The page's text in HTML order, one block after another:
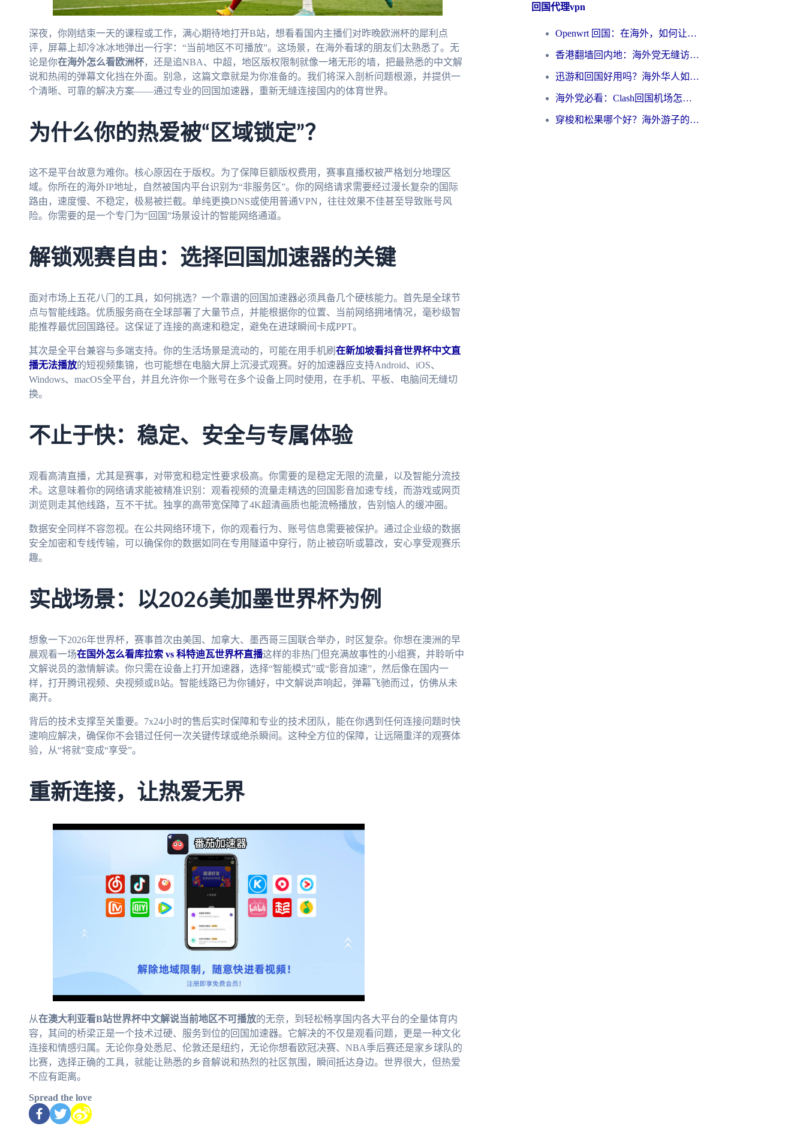
深夜，你刚结束一天的课程或工作，满心期待地打开B站，想看看国内主播们对昨晚欧洲杯的犀利点
评，屏幕上却冷冰冰地弹出一行字：“当前地区不可播放”。这场景，在海外看球的朋友们太熟悉了。无
论是你在海外怎么看欧洲杯，还是追NBA、中超，地区版权限制就像一堵无形的墙，把最熟悉的中文解
说和热闹的弹幕文化挡在外面。别急，这篇文章就是为你准备的。我们将深入剖析问题根源，并提供一
个清晰、可靠的解决方案——通过专业的回国加速器，重新无缝连接国内的体育世界。
为什么你的热爱被“区域锁定”？
这不是平台故意为难你。核心原因在于版权。为了保障巨额版权费用，赛事直播权被严格划分地理区
域。你所在的海外IP地址，自然被国内平台识别为“非服务区”。你的网络请求需要经过漫长复杂的国际
路由，速度慢、不稳定，极易被拦截。单纯更换DNS或使用普通VPN，往往效果不佳甚至导致账号风
险。你需要的是一个专门为“回国”场景设计的智能网络通道。
解锁观赛自由：选择回国加速器的关键
面对市场上五花八门的工具，如何挑选？一个靠谱的回国加速器必须具备几个硬核能力。首先是全球节
点与智能线路。优质服务商在全球部署了大量节点，并能根据你的位置、当前网络拥堵情况，毫秒级智
能推荐最优回国路径。这保证了连接的高速和稳定，避免在进球瞬间卡成PPT。
其次是全平台兼容与多端支持。你的生活场景是流动的，可能在用手机刷 在新加坡看抖音世界杯中文直
播无法播放的短视频集锦，也可能想在电脑大屏上沉浸式观赛。好的加速器应支持Android、iOS、
Windows、macOS全平台，并且允许你一个账号在多个设备上同时使用，在手机、平板、电脑间无缝切
换。
不止于快：稳定、安全与专属体验
观看高清直播，尤其是赛事，对带宽和稳定性要求极高。你需要的是稳定无限的流量，以及智能分流技
术。这意味着你的网络请求能被精准识别：观看视频的流量走精选的回国影音加速专线，而游戏或网页
浏览则走其他线路，互不干扰。独享的高带宽保障了4K超清画质也能流畅播放，告别恼人的缓冲圈。
数据安全同样不容忽视。在公共网络环境下，你的观看行为、账号信息需要被保护。通过企业级的数据
安全加密和专线传输，可以确保你的数据如同在专用隧道中穿行，防止被窃听或篡改，安心享受观赛乐
趣。
实战场景：以2026美加墨世界杯为例
想象一下2026年世界杯，赛事首次由美国、加拿大、墨西哥三国联合举办，时区复杂。你想在澳洲的早
晨观看一场在国外怎么看库拉索 vs 科特迪瓦世界杯直播这样的非热门但充满故事性的小组赛，并聆听中
文解说员的激情解读。你只需在设备上打开加速器，选择“智能模式”或“影音加速”，然后像在国内一
样，打开腾讯视频、央视频或B站。智能线路已为你铺好，中文解说声响起，弹幕飞驰而过，仿佛从未
离开。
背后的技术支撑至关重要。7x24小时的售后实时保障和专业的技术团队，能在你遇到任何连接问题时快
速响应解决，确保你不会错过任何一次关键传球或绝杀瞬间。这种全方位的保障，让远隔重洋的观赛体
验，从“将就”变成“享受”。
重新连接，让热爱无界
从在澳大利亚看B站世界杯中文解说当前地区不可播放的无奈，到轻松畅享国内各大平台的全量体育内
容，其间的桥梁正是一个技术过硬、服务到位的回国加速器。它解决的不仅是观看问题，更是一种文化
连接和情感归属。无论你身处悉尼、伦敦还是纽约，无论你想看欧冠决赛、NBA季后赛还是家乡球队的
比赛，选择正确的工具，就能让熟悉的乡音解说和热烈的社区氛围，瞬间抵达身边。世界很大，但热爱
不应有距离。
Spread the love
回国代理vpn
Openwrt 回国：在海外，如何让家的网络触手可及
香港翻墙回内地：海外党无缝访问国内资源的加速器选择全攻略
迅游和回国好用吗？海外华人如何选择靠谱的回国加速器
海外党必看：Clash回国机场怎么选？一篇搞定无缝访问国内资源的全攻略
穿梭和松果哪个好？海外游子的数字归乡路，到底该怎么选